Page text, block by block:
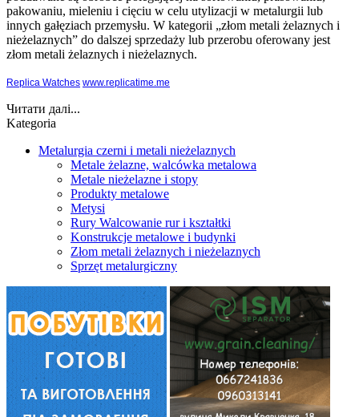
pakowaniu, mieleniu i cięciu w celu utylizacji w metalurgii lub
innych gałęziach przemysłu. W kategorii „złom metali żelaznych i
nieżelaznych” do dalszej sprzedaży lub przerobu oferowany jest
złom metali żelaznych i nieżelaznych.
Replica Watches www.replicatime.me
Читати далі...
Kategoria
Metalurgia czerni i metali nieżelaznych
Metale żelazne, walcówka metalowa
Metale nieżelazne i stopy
Produkty metalowe
Metysi
Rury Walcowanie rur i kształtki
Konstrukcje metalowe i budynki
Złom metali żelaznych i nieżelaznych
Sprzęt metalurgiczny